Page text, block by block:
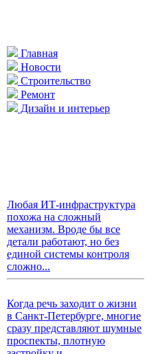
Главная
Новости
Строительство
Ремонт
Дизайн и интерьер
Любая ИТ-инфраструктура
похожа на сложный
механизм. Вроде бы все
детали работают, но без
единой системы контроля
сложно...
Когда речь заходит о жизни
в Санкт-Петербурге, многие
сразу представляют шумные
проспекты, плотную